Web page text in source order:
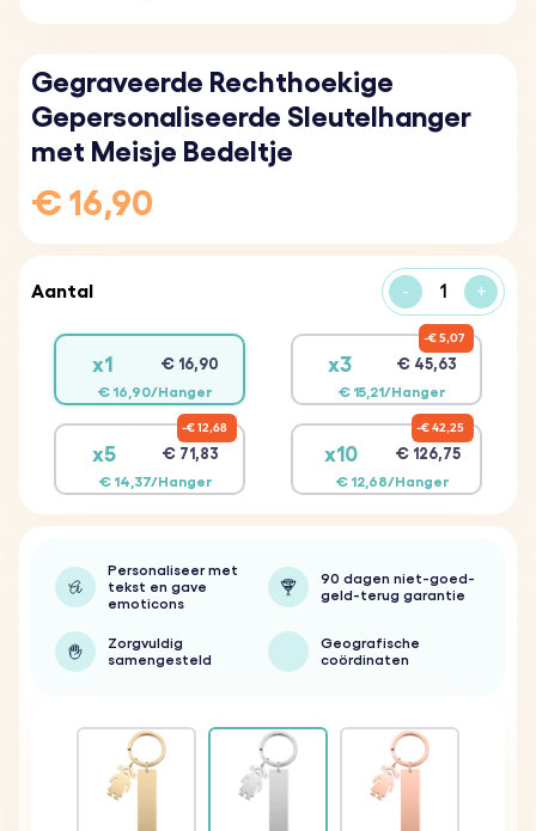
Gegraveerde Rechthoekige
Gepersonaliseerde Sleutelhanger
met Meisje Bedeltje
€ 16,90
Aantal - +
x1 € 16,90
€ 16,90/Hanger
x3 € 45,63
€ 15,21/Hanger
€ 5,07
x5 € 71,83
€ 14,37/Hanger
€ 12,68
x10 € 126,75
€ 12,68/Hanger
€ 42,25
Personaliseer met
tekst en gave
emoticons
90 dagen niet-goed-
geld-terug garantie
Zorgvuldig
samengesteld
Geografische
coördinaten